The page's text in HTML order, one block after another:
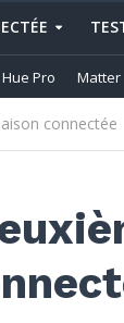
Pro Matter
connectée